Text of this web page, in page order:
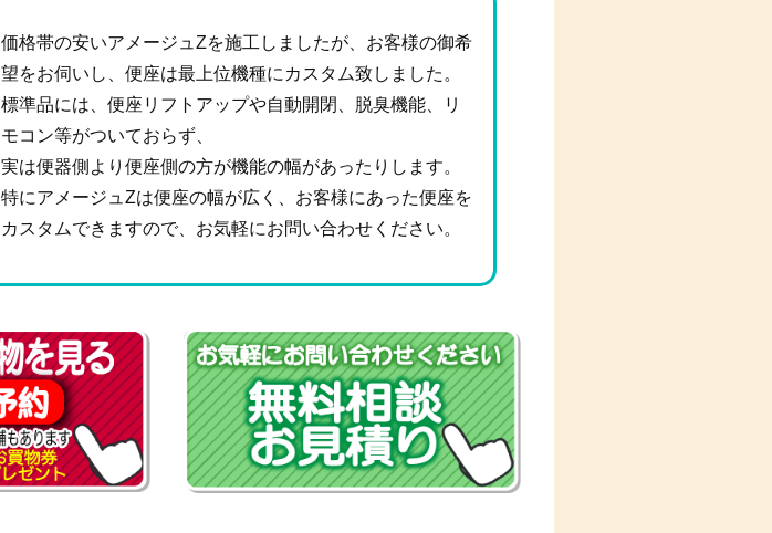
価格帯の安いアメージュZを施工しましたが、お客様の御希
望をお伺いし、便座は最上位機種にカスタム致しました。
標準品には、便座リフトアップや自動開閉、脱臭機能、リ
モコン等がついておらず、
実は便器側より便座側の方が機能の幅があったりします。
特にアメージュZは便座の幅が広く、お客様にあった便座を
カスタムできますので、お気軽にお問い合わせください。